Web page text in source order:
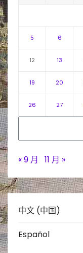
5 6
12 13
19 20
26 27
« 9 月 11 月 »
中文 (中国)
Español